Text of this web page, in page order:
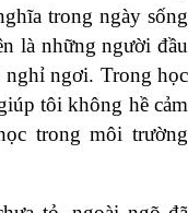
trong ngày sống
là những người đầu
nghỉ ngơi. Trong học
tôi không hề cảm
trong môi trường